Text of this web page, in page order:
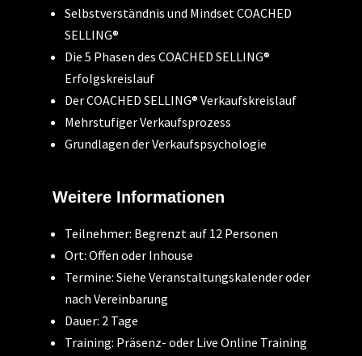
Selbstverständnis und Mindset COACHED
SELLING®
Die 5 Phasen des COACHED SELLING®
Erfolgskreislauf
Der COACHED SELLING® Verkaufskreislauf
Mehrstufiger Verkaufsprozess
Grundlagen der Verkaufspsychologie
Weitere Informationen
Teilnehmer: Begrenzt auf 12 Personen
Ort: Offen oder Inhouse
Termine: Siehe Veranstaltungskalender oder
nach Vereinbarung
Dauer: 2 Tage
Training: Präsenz- oder Live Online Training